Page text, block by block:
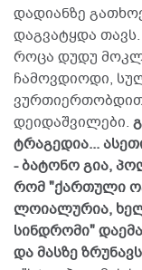
დადიანზე
დაგვატყდა
როცა დუდუ
ჩამოვდიოდი,
დეიდაშვილები.
ტრაგედია...
- ბატონო გია,
რომ "ქართული
ლოიალურია,
სინდრომი"
და მასზე